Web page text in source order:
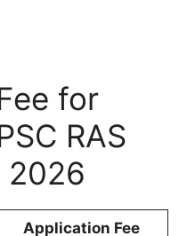
for
RAS
2026
Application Fee